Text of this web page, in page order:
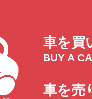
車を買
BUY A
車を売